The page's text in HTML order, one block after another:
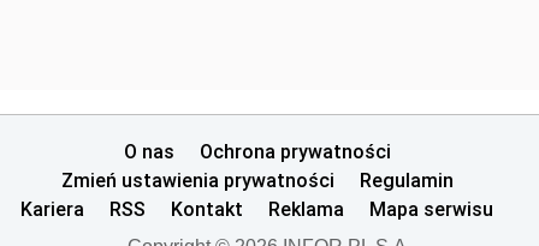
O nas
Ochrona prywatności
Zmień ustawienia prywatności
Regulamin
Kariera
RSS Kontakt Reklama Mapa serwisu